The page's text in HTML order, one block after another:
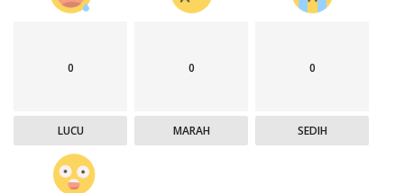
0
LUCU
0
MARAH
0
SEDIH